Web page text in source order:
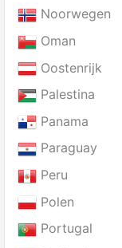
Noorwegen
Oman
Oostenrijk
Palestina
Panama
Paraguay
Peru
Polen
Portugal